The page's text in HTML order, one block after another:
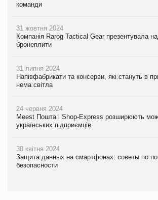
команди
31 жовтня 2024
Компанія Rarog Tactical Gear презентувала
бронеплити
31 липня 2024
Напівфабрикати та консерви, які стануть в
нема світла
24 червня 2024
Meest Пошта і Shop-Express розширюють
українських підприємців
30 квітня 2024
Защита данных на смартфонах: советы по
безопасности